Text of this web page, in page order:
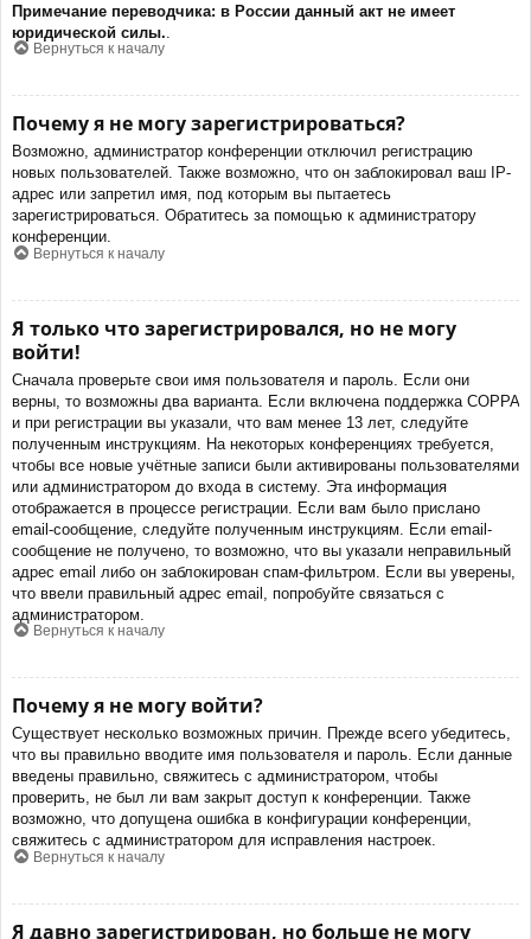
Примечание переводчика: в России данный акт не имеет
юридической силы.
Вернуться к началу
Почему я не могу зарегистрироваться?
Возможно, администратор конференции отключил регистрацию
новых пользователей. Также возможно, что он заблокировал ваш IP-
адрес или запретил имя, под которым вы пытаетесь
зарегистрироваться. Обратитесь за помощью к администратору
конференции.
Вернуться к началу
Я только что зарегистрировался, но не могу
войти!
Сначала проверьте свои имя пользователя и пароль. Если они
верны, то возможны два варианта. Если включена поддержка COPPA
и при регистрации вы указали, что вам менее 13 лет, следуйте
полученным инструкциям. На некоторых конференциях требуется,
чтобы все новые учётные записи были активированы пользователями
или администратором до входа в систему. Эта информация
отображается в процессе регистрации. Если вам было прислано
email-сообщение, следуйте полученным инструкциям. Если email-
сообщение не получено, то возможно, что вы указали неправильный
адрес email либо он заблокирован спам-фильтром. Если вы уверены,
что ввели правильный адрес email, попробуйте связаться с
администратором.
Вернуться к началу
Почему я не могу войти?
Существует несколько возможных причин. Прежде всего убедитесь,
что вы правильно вводите имя пользователя и пароль. Если данные
введены правильно, свяжитесь с администратором, чтобы
проверить, не был ли вам закрыт доступ к конференции. Также
возможно, что допущена ошибка в конфигурации конференции,
свяжитесь с администратором для исправления настроек.
Вернуться к началу
Я давно зарегистрирован, но больше не могу